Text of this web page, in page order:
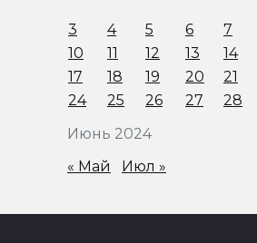
Июнь 2024
3
4 5 6 7
10
11 12 13 14
17
18 19 20 21
24
25 26 27 28
« Май Июл »